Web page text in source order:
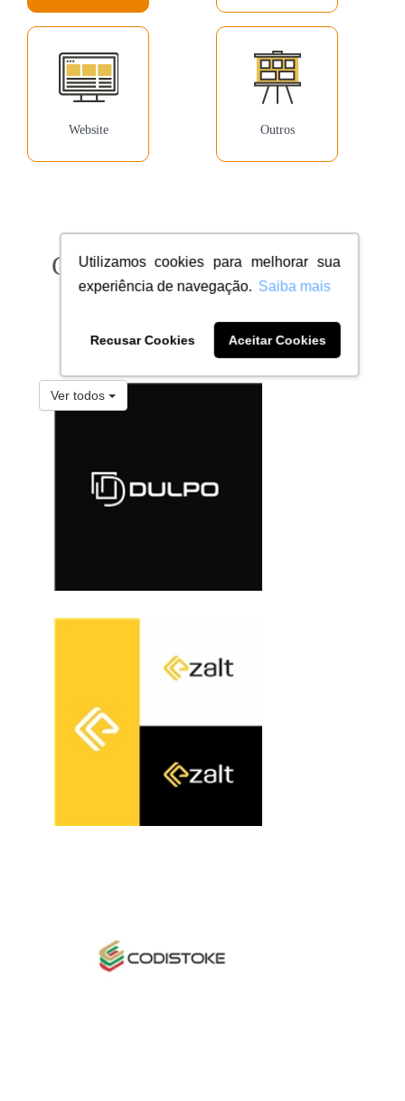
Utilizamos cookies para melhorar sua
experiência de navegação. Saiba mais
Recusar Cookies Aceitar Cookies
Website Outros
Ver todos
Confira milhares de clientes
dentro do seu segmento